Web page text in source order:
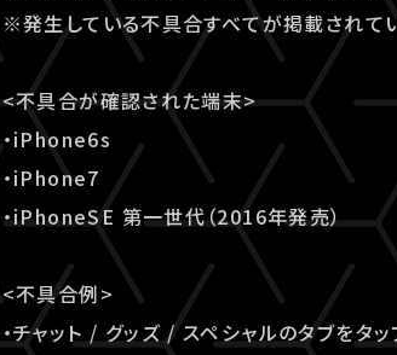
※発生している不具合すべてが掲載されて
<不具合が確認された端末>
・iPhone6s
・iPhone7
・iPhoneSE 第一世代（2016年発売）
<不具合例>
・チャット / グッズ / スペシャルのタブをタ